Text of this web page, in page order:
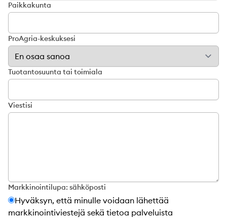
Paikkakunta
ProAgria-keskuksesi
Tuotantosuunta tai toimiala
Viestisi
Markkinointilupa: sähköposti
Hyväksyn, että minulle voidaan lähettää
markkinointiviestejä sekä tietoa palveluista